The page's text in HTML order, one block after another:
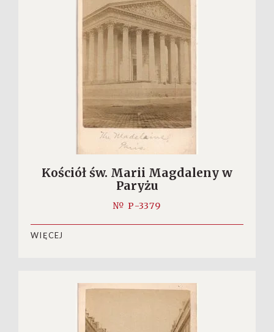
Kościół św. Marii Magdaleny w
Paryżu
№ P-3379
WIĘCEJ